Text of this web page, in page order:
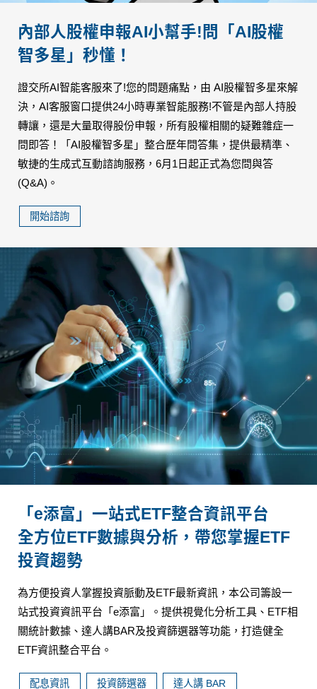
內部人股權申報AI小幫手!問「AI股權
智多星」秒懂！
證交所AI智能客服來了!您的問題痛點，由 AI股權智多星來解
決，AI客服窗口提供24小時專業智能服務!不管是內部人持股
轉讓，還是大量取得股份申報，所有股權相關的疑難雜症一
問即答！「AI股權智多星」整合歷年問答集，提供最精準、
敏捷的生成式互動諮詢服務，6月1日起正式為您問與答
(Q&A)。
開始諮詢
「e添富」一站式ETF整合資訊平台
全方位ETF數據與分析，帶您掌握ETF
投資趨勢
為方便投資人掌握投資脈動及ETF最新資訊，本公司籌設一
站式投資資訊平台「e添富」。提供視覺化分析工具、ETF相
關統計數據、達人講BAR及投資篩選器等功能，打造健全
ETF資訊整合平台。
配息資訊 投資篩選器 達人講 BAR